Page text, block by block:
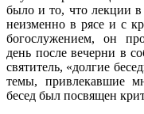
было и то, что лекции в
неизменно в рясе и с
богослужением, он
день после вечерни в
святитель, «долгие
темы, привлекавшие
бесед был посвящен